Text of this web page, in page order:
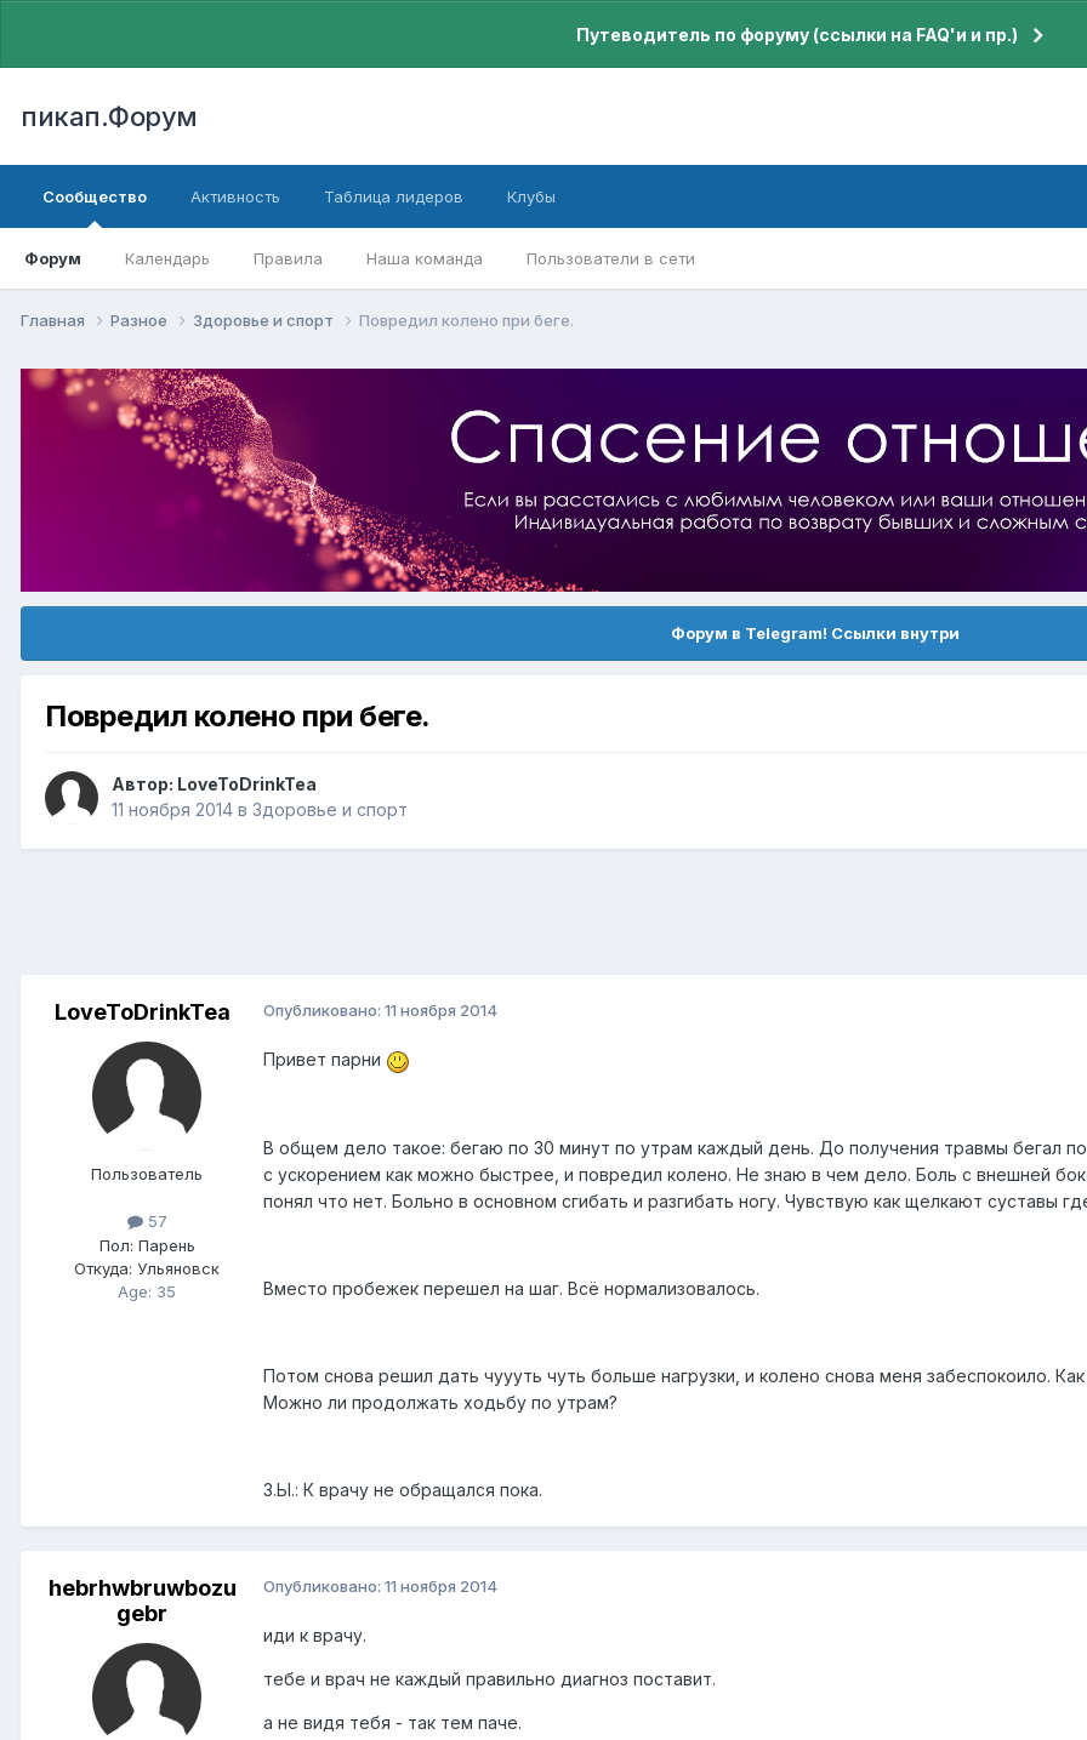
Путеводитель по форуму (ссылки на FAQ'и и пр.)
пикап.Форум
Сообщество
Форум Календарь Правила Наша команда Пользователи в сети
Активность Таблица лидеров Клубы
Главная Разное Здоровье и спорт Повредил колено при беге.
Форум в Telegram! Ссылки внутри
Повредил колено при беге.
Автор: LoveToDrinkTea
11 ноября 2014 в Здоровье и спорт
LoveToDrinkTea
Пользователь
57
Пол: Парень
Откуда: Ульяновск
Age: 35
Опубликовано: 11 ноября 2014
Привет парни
В общем дело такое: бегаю по 30 минут по утрам каждый день. До получения травмы бегал
с ускорением как можно быстрее, и повредил колено. Не знаю в чем дело. Боль с внешней
понял что нет. Больно в основном сгибать и разгибать ногу. Чувствую как щелкают суставы
Вместо пробежек перешел на шаг. Всё нормализовалось.
Потом снова решил дать чуууть чуть больше нагрузки, и колено снова меня забеспокоило.
Можно ли продолжать ходьбу по утрам?
З.Ы.: К врачу не обращался пока.
hebrhwbruwbozu
gebr
Опубликовано: 11 ноября 2014
иди к врачу.
тебе и врач не каждый правильно диагноз поставит.
а не видя тебя - так тем паче.